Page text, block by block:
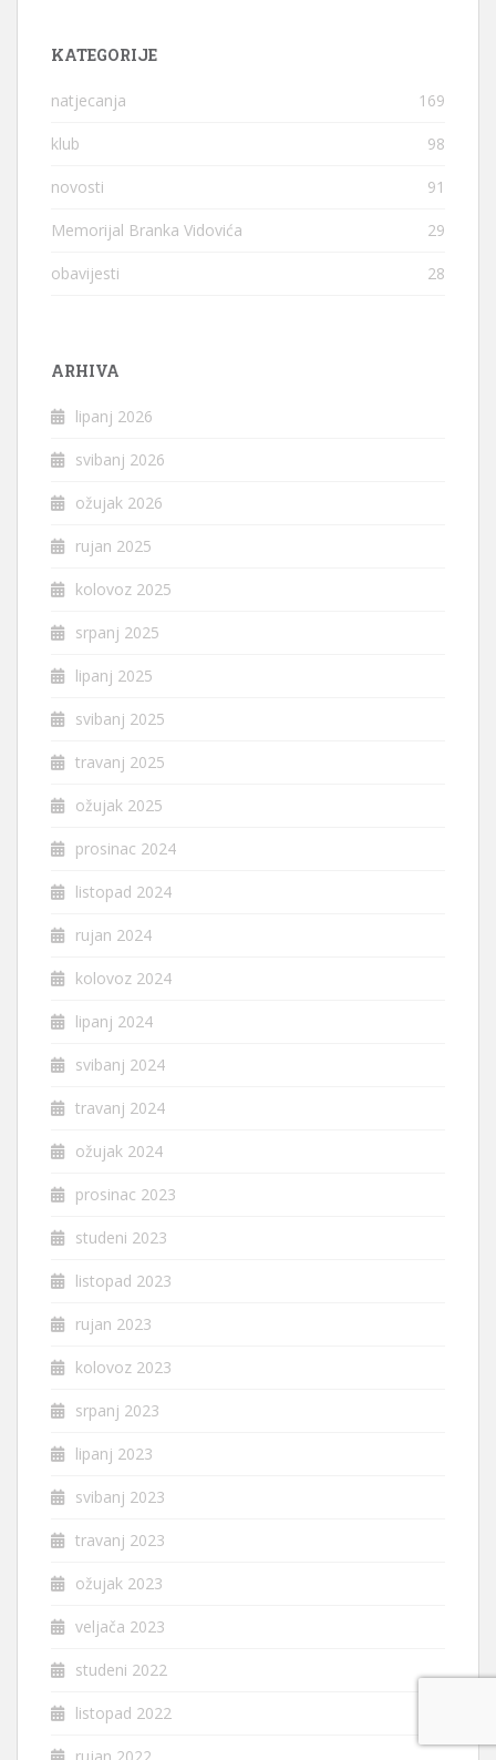
KATEGORIJE
natjecanja 169
klub 98
novosti 91
Memorijal Branka Vidovića 29
obavijesti 28
ARHIVA
lipanj 2026
svibanj 2026
ožujak 2026
rujan 2025
kolovoz 2025
srpanj 2025
lipanj 2025
svibanj 2025
travanj 2025
ožujak 2025
prosinac 2024
listopad 2024
rujan 2024
kolovoz 2024
lipanj 2024
svibanj 2024
travanj 2024
ožujak 2024
prosinac 2023
studeni 2023
listopad 2023
rujan 2023
kolovoz 2023
srpanj 2023
lipanj 2023
svibanj 2023
travanj 2023
ožujak 2023
veljača 2023
studeni 2022
listopad 2022